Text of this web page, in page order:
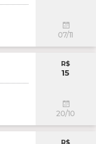
07/11
R$
15
20/10